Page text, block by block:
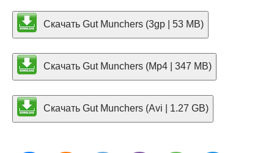
Скачать Gut Munchers (3gp | 53 MB)
Скачать Gut Munchers (Mp4 | 347 MB)
Скачать Gut Munchers (Avi | 1.27 GB)